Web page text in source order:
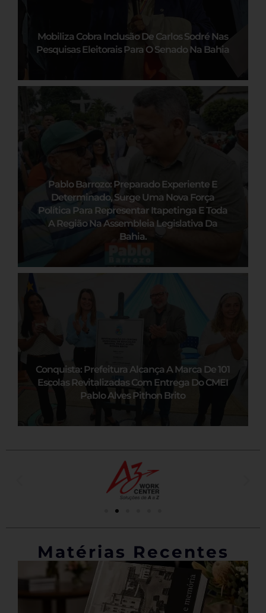
Mobiliza Cobra Inclusão De Carlos Sodré Nas
Pesquisas Eleitorais Para O Senado Na Bahia
Pablo Barrozo: Preparado Experiente E
Determinado, Surge Uma Nova Força
Política Para Representar Itapetinga E Toda
A Região Na Assembleia Legislativa Da
Bahia.
Conquista: Prefeitura Alcança A Marca De 101
Escolas Revitalizadas Com Entrega Do CMEI
Pablo Alves Pithon Brito
Matérias Recentes